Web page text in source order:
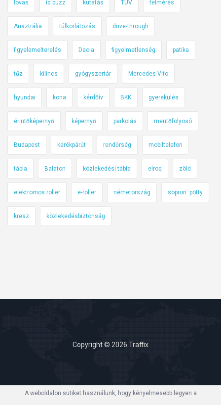
lovas id buzz kutatás TÜV felmérés
Ausztrália túlkorlátozás drive-through
figyelemelterelés Dacia figyelmetlenség patika
tűz kilincs gyógyszertár Mercedes Vito
hyundai kona kérdőív BKK gyerekülés
érintőképernyő képernyő parkolás mentőfolyosó
Budapest kerékpárút rendőrség mobiltelefon
tábla Balaton közlekedési tábla elroq zöld
elektromos roller e-roller németország sopron. pötty
kresz közlekedésbiztonság
Copyright © 2026 Traffix
A weboldalon sütiket használunk, hogy kényelmesebb legyen a